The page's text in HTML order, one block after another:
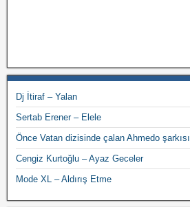
Dj İtiraf – Yalan
Sertab Erener – Elele
Önce Vatan dizisinde çalan Ahmedo şarkısı
Cengiz Kurtoğlu – Ayaz Geceler
Mode XL – Aldırış Etme